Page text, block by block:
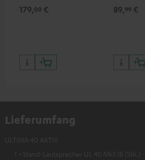
HDR10+ für eine überragende
179,00 € 89,99 €
Lieferumfang
ULTIMA 40 AKTIV
1 × Stand-Lautsprecher UL 40 Mk3 18 (Stk.)